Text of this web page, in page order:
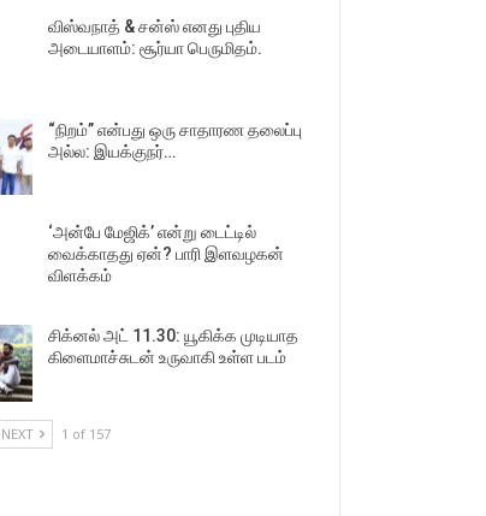
விஸ்வநாத் & சன்ஸ் எனது புதிய
அடையாளம்: சூர்யா பெருமிதம்.
“நிறம்” என்பது ஒரு சாதாரண தலைப்பு
அல்ல: இயக்குநர்…
‘அன்பே மேஜிக்’ என்று டைட்டில்
வைக்காதது ஏன்? பாரி இளவழகன்
விளக்கம்
சிக்னல் அட் 11.30: யூகிக்க முடியாத
கிளைமாச்சுடன் உருவாகி உள்ள படம்
NEXT 1 of 157